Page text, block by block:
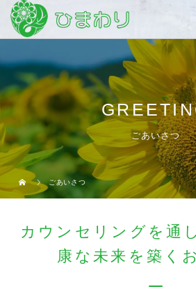
ごあいさつ
ごあいさつ
カウンセリングを通
康な未来を築く